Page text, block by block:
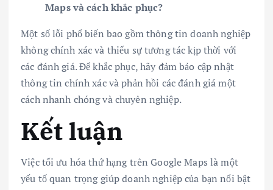
Maps và cách khắc phục?
Một số lỗi phổ biến bao gồm thông tin doanh nghiệp
không chính xác và thiếu sự tương tác kịp thời với
các đánh giá. Để khắc phục, hãy đảm bảo cập nhật
thông tin chính xác và phản hồi các đánh giá một
cách nhanh chóng và chuyên nghiệp.
Kết luận
Việc tối ưu hóa thứ hạng trên Google Maps là một
yếu tố quan trọng giúp doanh nghiệp của bạn nổi bật